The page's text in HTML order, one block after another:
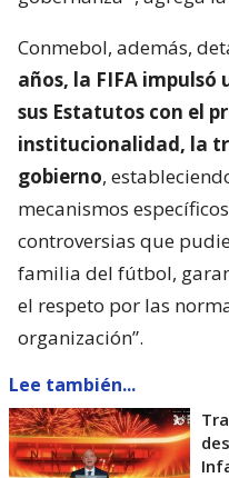
Conmebol, además,
años, la FIFA
sus Estatutos con el
institucionalidad, la
gobierno,
mecanismos
controversias que
familia del fútbol,
el respeto por las
organización”.
Lee también...